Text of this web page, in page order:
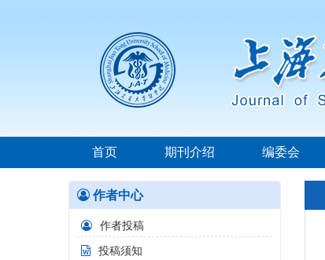
首页 期刊介绍 编委会
作者中心
作者投稿
投稿须知